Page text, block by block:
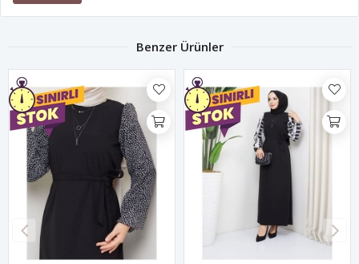
Benzer Ürünler